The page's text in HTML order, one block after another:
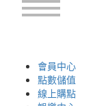
會員中心
點數儲值
線上購點